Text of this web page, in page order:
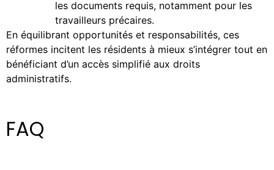
les documents requis, notamment pour les
travailleurs précaires.
En équilibrant opportunités et responsabilités, ces
réformes incitent les résidents à mieux s’intégrer tout en
bénéficiant d’un accès simplifié aux droits
administratifs.
FAQ